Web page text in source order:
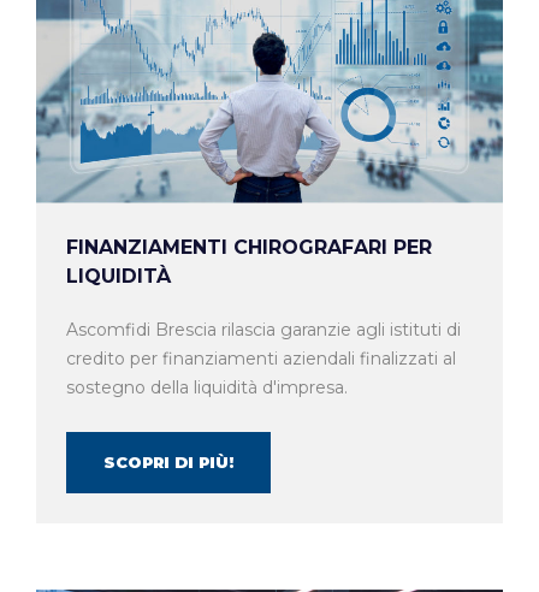
FINANZIAMENTI CHIROGRAFARI PER
LIQUIDITÀ
Ascomfidi Brescia rilascia garanzie agli istituti di
credito per finanziamenti aziendali finalizzati al
sostegno della liquidità d'impresa.
SCOPRI DI PIÙ!